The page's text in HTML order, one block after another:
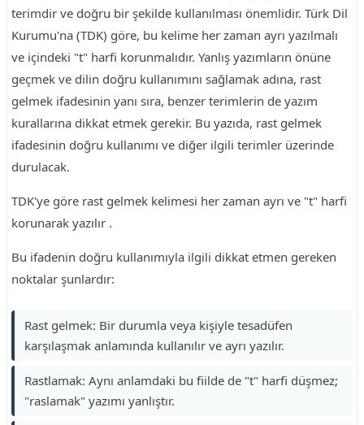
terimdir ve doğru bir şekilde kullanılması önemlidir. Türk Dil
Kurumu'na (TDK) göre, bu kelime her zaman ayrı yazılmalı
ve içindeki "t" harfi korunmalıdır. Yanlış yazımların önüne
geçmek ve dilin doğru kullanımını sağlamak adına, rast
gelmek ifadesinin yanı sıra, benzer terimlerin de yazım
kurallarına dikkat etmek gerekir. Bu yazıda, rast gelmek
ifadesinin doğru kullanımı ve diğer ilgili terimler üzerinde
durulacak.
TDK'ye göre rast gelmek kelimesi her zaman ayrı ve "t" harfi
korunarak yazılır .
Bu ifadenin doğru kullanımıyla ilgili dikkat etmen gereken
noktalar şunlardır:
Rast gelmek: Bir durumla veya kişiyle tesadüfen
karşılaşmak anlamında kullanılır ve ayrı yazılır.
Rastlamak: Aynı anlamdaki bu fiilde de "t" harfi düşmez;
"raslamak" yazımı yanlıştır.